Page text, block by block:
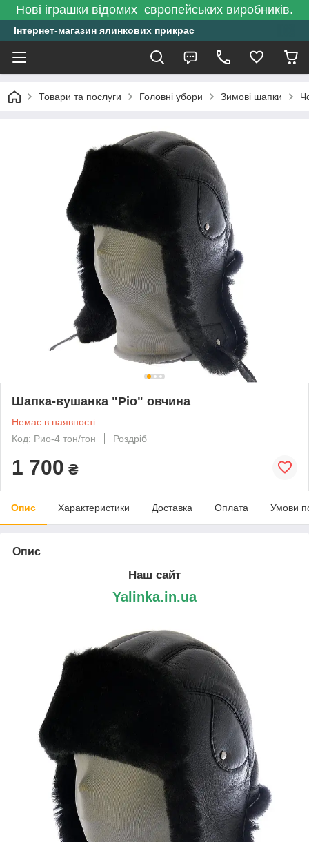
Нові іграшки відомих європейських виробників.
Інтернет-магазин ялинкових прикрас
Товари та послуги Головні убори Зимові шапки
Шапка-вушанка "Ріо" овчина
Немає в наявності
Код: Рио-4 тон/тон
Роздріб
1 700 ₴
Опис Характеристики Доставка Оплата Умови
Опис
Наш сайт
Yalinka.in.ua